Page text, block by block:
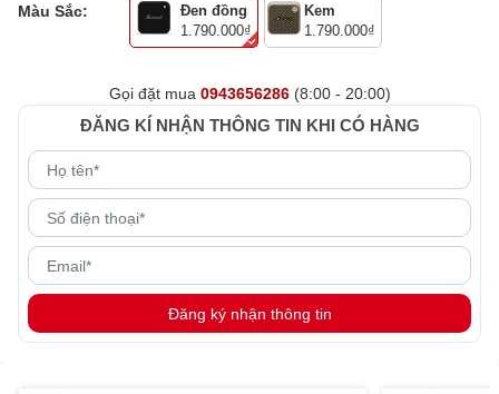
Màu Sắc:
Đen đồng
1.790.000₫
Kem
1.790.000₫
Gọi đặt mua 0943656286(8:00 - 20:00)
ĐĂNG KÍ NHẬN THÔNG TIN KHI CÓ HÀNG
Đăng ký nhận thông tin